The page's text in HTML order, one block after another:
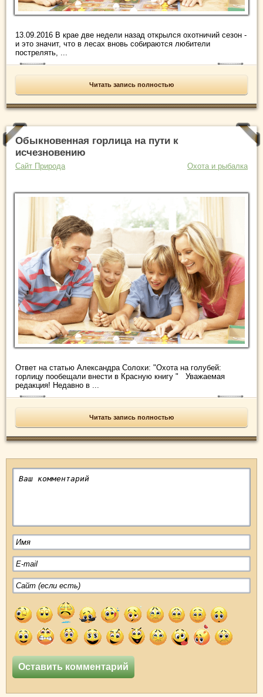
13.09.2016 В крае две недели назад открылся охотничий сезон -
и это значит, что в лесах вновь собираются любители
пострелять, ...
Читать запись полностью
Обыкновенная горлица на пути к
исчезновению
Сайт Природа Охота и рыбалка
Ответ на статью Александра Солохи: "Охота на голубей:
горлицу пообещали внести в Красную книгу " Уважаемая
редакция! Недавно в ...
Читать запись полностью